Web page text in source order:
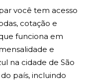
você tem acesso
cotação e
funciona em
e
na cidade de São
país, incluindo